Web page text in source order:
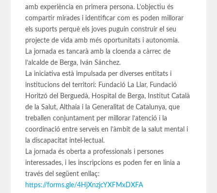
amb experiència en primera persona. L’objectiu és
compartir mirades i identificar com es poden millorar
els suports perquè els joves puguin construir el seu
projecte de vida amb més oportunitats i autonomia.
La jornada es tancarà amb la cloenda a càrrec de
l’alcalde de Berga, Iván Sánchez.
La iniciativa està impulsada per diverses entitats i
institucions del territori: Fundació La Llar, Fundació
Horitzó del Berguedà, Hospital de Berga, Institut Català
de la Salut, Althaia i la Generalitat de Catalunya, que
treballen conjuntament per millorar l’atenció i la
coordinació entre serveis en l’àmbit de la salut mental i
la discapacitat intel·lectual.
La jornada és oberta a professionals i persones
interessades, i les inscripcions es poden fer en línia a
través del següent enllaç:
https://forms.gle/4HjXnzjcYXFMxDXFA